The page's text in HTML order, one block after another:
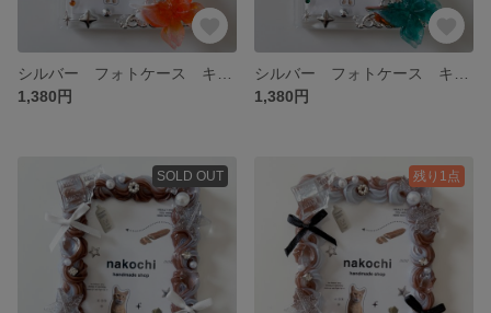
1,380円
1,380円
SOLD OUT 残り1点